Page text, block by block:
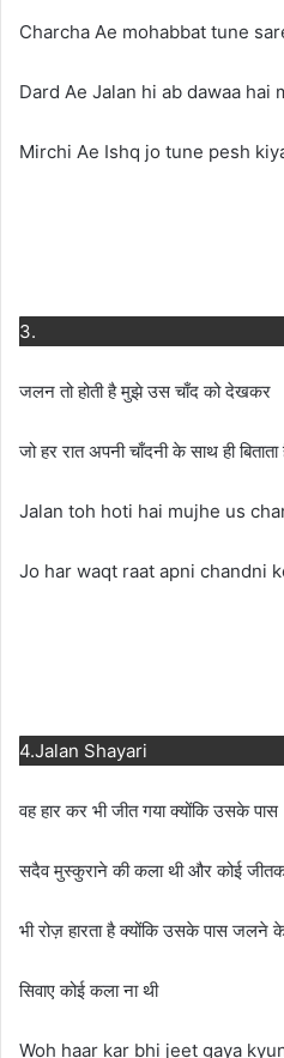
Charcha Ae mohabbat tune
Dard Ae Jalan hi ab dawaa hai
Mirchi Ae Ishq jo tune pesh
3.
जलन तो होती है मुझे उस चाँद को देखकर
जो हर रात अपनी चाँदनी के साथ ही बिताता
Jalan toh hoti hai mujhe us
Jo har waqt raat apni chandni
4.Jalan Shayari
वह हार कर भी जीत गया क्योंकि उसके पास
सदैव मुस्कुराने की कला थी और कोई
भी रोज़ हारता है क्योंकि उसके पास जलने
सिवाए कोई कला ना थी
Woh haar kar bhi jeet gaya